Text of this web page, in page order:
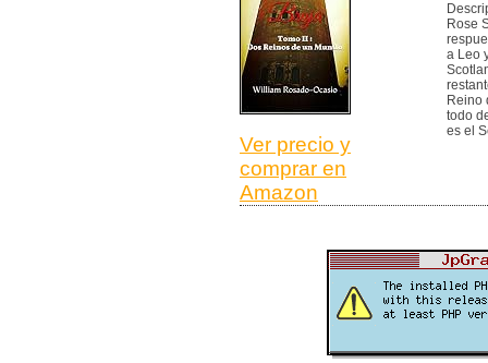
Ver precio y
comprar en
Amazon
Rose
a Leo
Reino
todo
es el